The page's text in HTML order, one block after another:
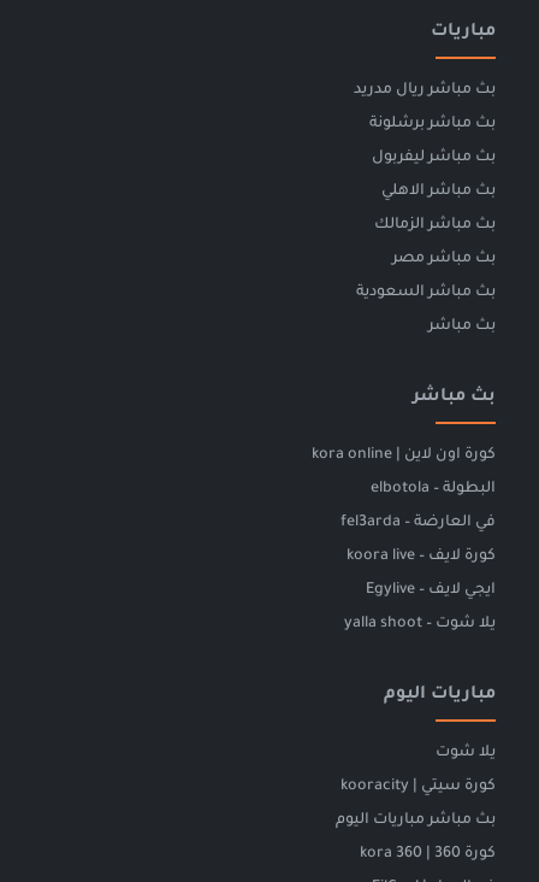
مباريات
بث مباشر ريال مدريد
بث مباشر برشلونة
بث مباشر ليفربول
بث مباشر الاهلي
بث مباشر الزمالك
بث مباشر مصر
بث مباشر السعودية
بث مباشر
بث مباشر
كورة اون لاين | kora online
البطولة – elbotola
في العارضة – fel3arda
كورة لايف – koora live
ايجي لايف – Egylive
يلا شوت – yalla shoot
مباريات اليوم
يلا شوت
كورة سيتي | kooracity
بث مباشر مباريات اليوم
كورة 360 | kora 360